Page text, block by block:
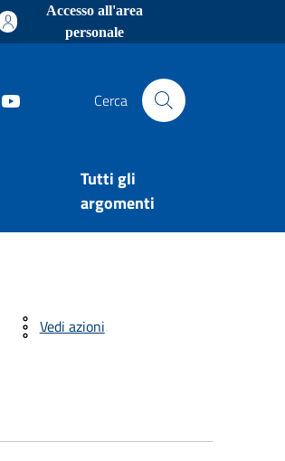
Accesso all'area
personale
Cerca
Tutti gli
argomenti
Vedi azioni